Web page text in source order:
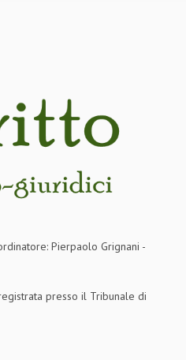
Pierpaolo Grignani -
presso il Tribunale di